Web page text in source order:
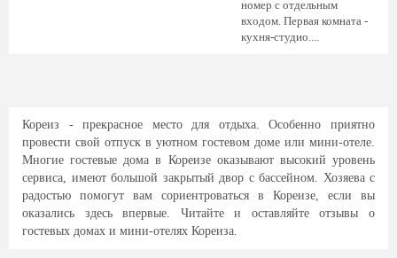
номер с отдельным
входом. Первая комната -
кухня-студио....
Кореиз - прекрасное место для отдыха. Особенно приятно
провести свой отпуск в уютном гостевом доме или мини-отеле.
Многие гостевые дома в Кореизе оказывают высокий уровень
сервиса, имеют большой закрытый двор с бассейном. Хозяева с
радостью помогут вам сориентроваться в Кореизе, если вы
оказались здесь впервые. Читайте и оставляйте отзывы о
гостевых домах и мини-отелях Кореиза.